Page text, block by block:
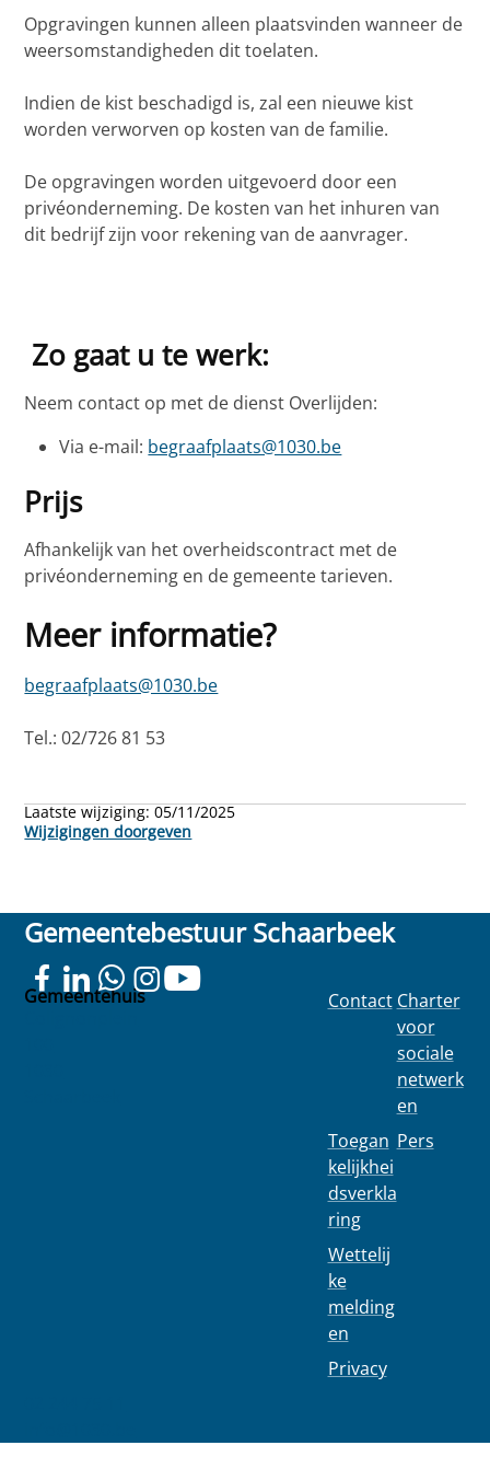
Opgravingen kunnen alleen plaatsvinden wanneer de
weersomstandigheden dit toelaten.
Indien de kist beschadigd is, zal een nieuwe kist
worden verworven op kosten van de familie.
De opgravingen worden uitgevoerd door een
privéonderneming. De kosten van het inhuren van
dit bedrijf zijn voor rekening van de aanvrager.
Zo gaat u te werk:
Neem contact op met de dienst Overlijden:
Via e-mail: begraafplaats@1030.be
Prijs
Afhankelijk van het overheidscontract met de
privéonderneming en de gemeente tarieven.
Meer informatie?
begraafplaats@1030.be
Tel.: 02/726 81 53
Laatste wijziging:05/11/2025
Wijzigingen doorgeven
Gemeentebestuur Schaarbeek
Gemeentehuis
Contact
Toegan
kelijkhei
dsverkla
ring
Wettelij
ke
melding
en
Privacy
Charter
voor
sociale
netwerk
en
Pers